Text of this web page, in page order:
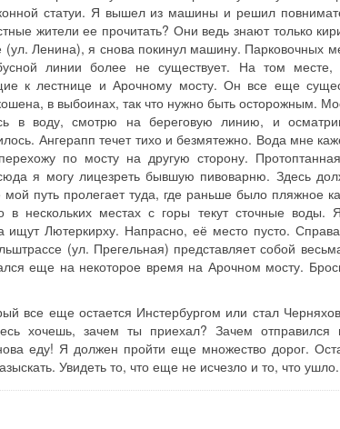
статуи. Я вышел из машины и решил
жители ее прочитать? Они ведь знают только
Ленина), я снова покинул машину. Парковочных
линии более не существует. На том месте,
к лестнице и Арочному мосту. Он все еще
в выбоинах, так что нужно быть осторожным.
в воду, смотрю на береговую линию, и
Ангерапп течет тихо и безмятежно. Вода мне
по мосту на другую сторону.
я могу лицезреть бывшую пивоварню. Здесь
путь пролегает туда, где раньше было пляжное
в нескольких местах с горы текут сточные воды.
Лютеркирху. Напрасно, её место пусто.
(ул. Прегельная) представляет собой
еще на некоторое время на Арочном мосту.
все еще остается Инстербургом или стал
хочешь, зачем ты приехал? Зачем
еду! Я должен пройти еще множество дорог.
Увидеть то, что еще не исчезло и то, что ушло.